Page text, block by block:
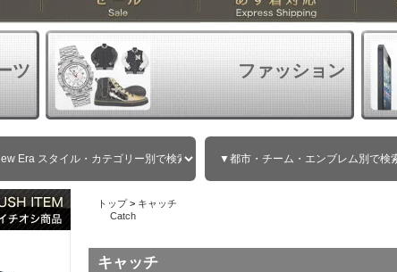
ツ ファッション
トップ> キャッチ
Catch
キャッチ